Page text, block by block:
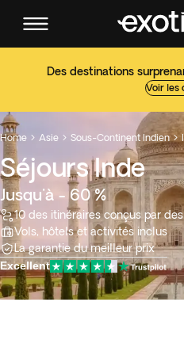
Des destinations
Voir les
Home  Asie  Sous-Continent Indien 
Séjours Inde
Jusqu'à - 60 %
10 des itinéraires conçus par
Vols, hôtels et activités inclus
La garantie du meilleur prix
Excellent